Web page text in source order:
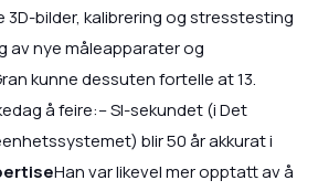
3D-bilder, kalibrering og stresstesting
av nye måleapparater og
kunne dessuten fortelle at 13.
å feire:– SI-sekundet (i Det
blir 50 år akkurat i
Han var likevel mer opptatt av å